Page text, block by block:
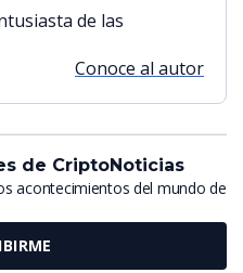
de las
Conoce al autor
de CriptoNoticias
acontecimientos del mundo de